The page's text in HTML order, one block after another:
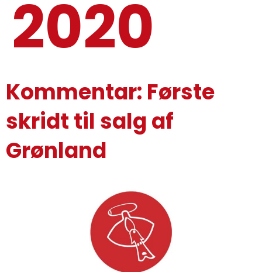
2020
Kommentar: Første
skridt til salg af
Grønland